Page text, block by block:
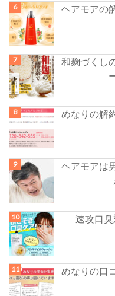
ヘアモアの
和麹づくし
めなりの解
ヘアモアは
速攻口臭
めなりの口